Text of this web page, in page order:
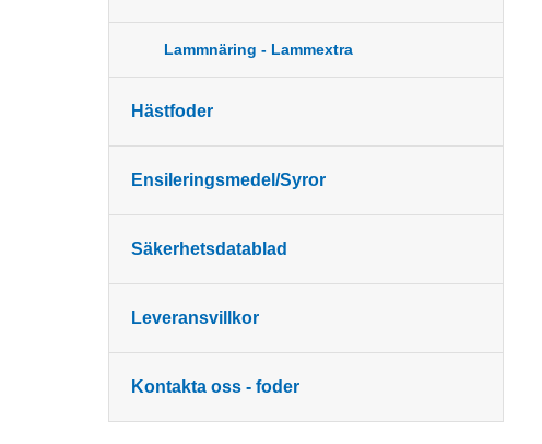
Lammnäring - Lammextra
Hästfoder
Ensileringsmedel/Syror
Säkerhetsdatablad
Leveransvillkor
Kontakta oss - foder